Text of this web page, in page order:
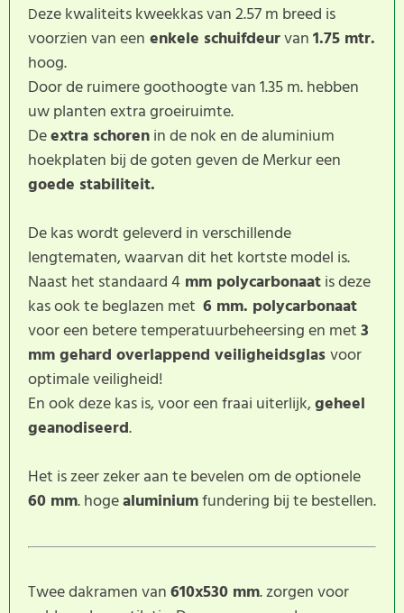
Deze kwaliteits kweekkas van 2.57 m breed is
voorzien van een enkele schuifdeurvan1.75 mtr.
hoog.
Door de ruimere goothoogte van 1.35 m. hebben
uw planten extra groeiruimte.
Deextra schorenin de nok en de aluminium
hoekplaten bij de goten geven de Merkur een
goede stabiliteit.
De kas wordt geleverd in verschillende
lengtematen, waarvan dit het kortste model is.
Naast het standaard 4 mm polycarbonaatis deze
kas ook te beglazen met 6 mm. polycarbonaat
voor een betere temperatuurbeheersing en met3
mm gehard overlappend veiligheidsglasvoor
optimale veiligheid!
En ook deze kas is, voor een fraai uiterlijk,geheel
geanodiseerd.
Het is zeer zeker aan te bevelen om de optionele
60 mm. hogealuminiumfundering bij te bestellen.
Twee dakramen van610x530 mm. zorgen voor